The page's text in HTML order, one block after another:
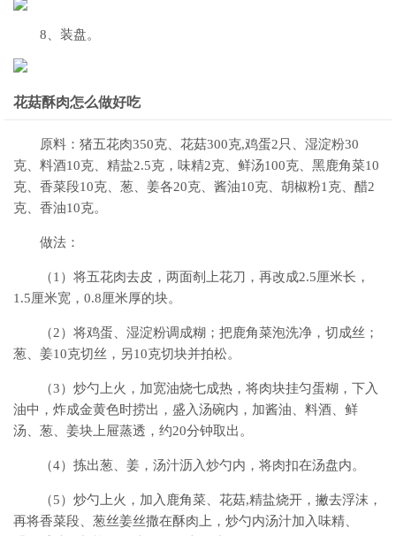
8、装盘。
花菇酥肉怎么做好吃
原料：猪五花肉350克、花菇300克,鸡蛋2只、湿淀粉30
克、料酒10克、精盐2.5克，味精2克、鲜汤100克、黑鹿角菜10
克、香菜段10克、葱、姜各20克、酱油10克、胡椒粉1克、醋2
克、香油10克。
做法：
（1）将五花肉去皮，两面剞上花刀，再改成2.5厘米长，
1.5厘米宽，0.8厘米厚的块。
（2）将鸡蛋、湿淀粉调成糊；把鹿角菜泡洗净，切成丝；
葱、姜10克切丝，另10克切块并拍松。
（3）炒勺上火，加宽油烧七成热，将肉块挂匀蛋糊，下入
油中，炸成金黄色时捞出，盛入汤碗内，加酱油、料酒、鲜
汤、葱、姜块上屉蒸透，约20分钟取出。
（4）拣出葱、姜，汤汁沥入炒勺内，将肉扣在汤盘内。
（5）炒勺上火，加入鹿角菜、花菇,精盐烧开，撇去浮沫，
再将香菜段、葱丝姜丝撒在酥肉上，炒勺内汤汁加入味精、